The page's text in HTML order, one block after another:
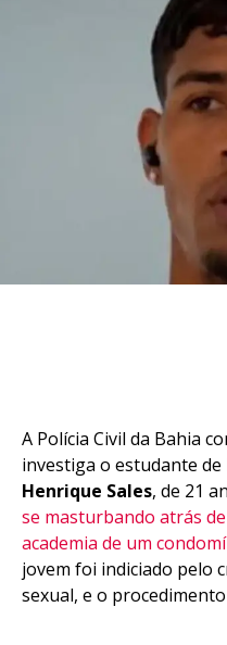
A Polícia Civil da Bahia
investiga o estudante de
Henrique Sales, de 21
se masturbando atrás
academia de um
jovem foi indiciado pelo
sexual, e o